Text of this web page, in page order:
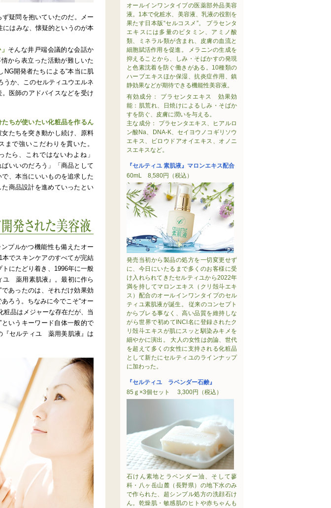
疑問を抱いていたのだ。メー
はみな、懐疑的というのが本
そんな井戸端会議的な会話か
から表立った活動が難しいた
開発者たちによる“本当に肌
うか、このセルティユウエルネ
医師のアドバイスなどを受け
たちが使いたい化粧品を作るん
女たちを突き動かし続け、原料
まで強いこだわりを貫いた。
たら、これではないわよね」
ばいいのだろう」「商品として
、本当にいいものを追求した
商品設計を進めていったとい
プルかつ機能性も備えたオー
でスキンケアのすべてが完結
にたどり着き、1996年に一般
ユ 薬用素肌液』。最初に作ら
であったのは、それだけ効果効
ろう。ちなみに今でこそ“オー
粧品はメジャーな存在だが、当
というキーワード自体一般的で
『セルティユ 薬用美肌液』は
オールインワンタイプの医薬部外品美容
液。1本で化粧水、美容液、乳液の役割を
果たす日本版“セルコスメ”。 プラセンタ
エキスには多量のビタミン、アミノ酸
類、ミネラル類が含まれ、皮膚の血流と
細胞賦活作用を促進。 メラニンの生成を
抑えることから、しみ・そばかすの発現
と色素沈着を防ぐ働きがある。10種類の
ハーブエキスほか保湿、抗炎症作用、鎮
静効果などが期待できる機能性美容液。
有効成分： プラセンタエキス 効果効
能：肌荒れ、日焼けによるしみ・そばか
すを防ぐ、皮膚に潤いを与える。
主な成分： プラセンタエキス、ヒアルロ
ン酸Na、DNA-K、セイヨウノコギリソウ
エキス、ビロウドアオイエキス、オノニ
スエキスなど。
『セルティユ 素肌液』マロンエキス配合
60mL 8,580円（税込）
発売当初から製品の処方を一切変更せず
に、今日にいたるまで多くのお客様に受
け入れられてきたセルティユから2022年
満を持してマロンエキス（クリ殻斗エキ
ス）配合のオールインワンタイプのセル
ティユ素肌液が誕生。 従来のコンセプト
からブレる事なく、高い品質を維持しな
がら世界で初めてINCI名に登録されたク
リ殻斗エキスが肌にスッと馴染みキメを
細やかに演出。 大人の女性は勿論、世代
を超えて多くの女性に支持される化粧品
として新たにセルティユのラインナップ
に加わった。
『セルティユ ラベンダー石鹸』
85ｇ×3個セット 3,300円（税込）
石けん素地とラベンダー油、そして蓼
科・八ヶ岳山麓（長野県）の地下水のみ
で作られた、超シンプル処方の洗顔石け
ん。乾燥肌・敏感肌のヒトや赤ちゃんも